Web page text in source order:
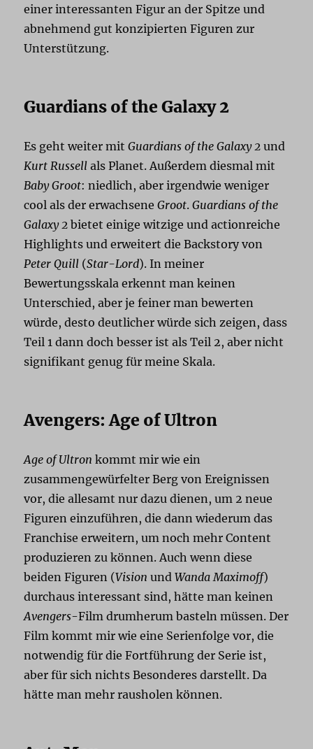
einer interessanten Figur an der Spitze und
abnehmend gut konzipierten Figuren zur
Unterstützung.
Guardians of the Galaxy 2
Es geht weiter mitGuardians of the Galaxy 2 und
Kurt Russell als Planet. Außerdem diesmal mit
Baby Groot: niedlich, aber irgendwie weniger
cool als der erwachseneGroot.Guardians of the
Galaxy 2 bietet einige witzige und actionreiche
Highlights und erweitert die Backstory von
Peter Quill (Star-Lord). In meiner
Bewertungsskala erkennt man keinen
Unterschied, aber je feiner man bewerten
würde, desto deutlicher würde sich zeigen, dass
Teil 1 dann doch besser ist als Teil 2, aber nicht
signifikant genug für meine Skala.
Avengers: Age of Ultron
Age of Ultron kommt mir wie ein
zusammengewürfelter Berg von Ereignissen
vor, die allesamt nur dazu dienen, um 2 neue
Figuren einzuführen, die dann wiederum das
Franchise erweitern, um noch mehr Content
produzieren zu können. Auch wenn diese
beiden Figuren (Vision undWanda Maximoff)
durchaus interessant sind, hätte man keinen
Avengers-Film drumherum basteln müssen. Der
Film kommt mir wie eine Serienfolge vor, die
notwendig für die Fortführung der Serie ist,
aber für sich nichts Besonderes darstellt. Da
hätte man mehr rausholen können.